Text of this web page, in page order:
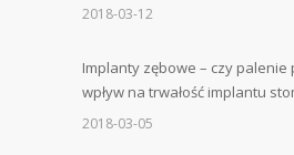
2018-03-12
Implanty zębowe – czy
wpływ na trwałość implantu
2018-03-05